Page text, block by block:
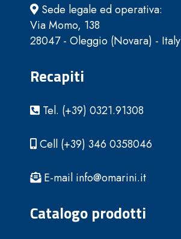
Sede legale ed operativa:
Via Momo, 138
28047 - Oleggio (Novara) - Italy
Recapiti
Tel. (+39) 0321.91308
Cell (+39) 346 0358046
E-mail info@omarini.it
Catalogo prodotti